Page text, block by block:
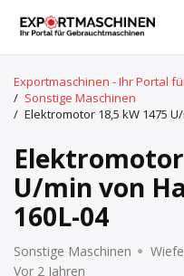
Exportmaschinen - Ihr Portal
/ Sonstige Maschinen
/ Elektromotor 18,5 kW 1475
Elektromotor
U/min von
160L-04
Sonstige Maschinen
Vor 2 Jahren